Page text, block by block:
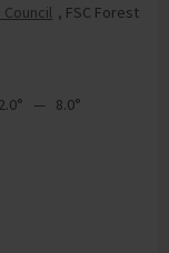
, FSC Forest
2.0° — 8.0°